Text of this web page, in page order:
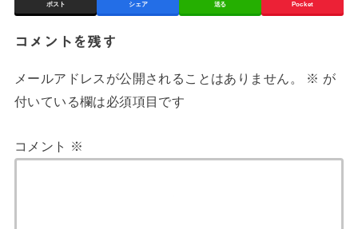
ポスト シェア 送る Pocket
コメントを残す
メールアドレスが公開されることはありません。 ※ が
付いている欄は必須項目です
コメント ※